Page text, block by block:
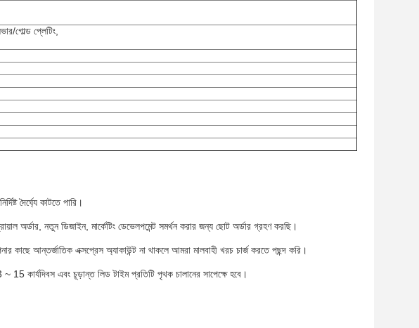
গোল্ড প্লেটিং,
দৈর্ঘ্যে কাটতে পারি।
নতুন ডিজাইন, মার্কেটিং ডেভেলপমেন্ট সমর্থন করার জন্য ছোট অর্ডার গ্রহণ করছি।
আন্তর্জাতিক এক্সপ্রেস অ্যাকাউন্ট না থাকলে আমরা মালবাহী খরচ চার্জ করতে পছন্দ করি।
কার্যদিবস এবং চূড়ান্ত লিড টাইম প্রতিটি পৃথক চালানের সাপেক্ষে হবে।